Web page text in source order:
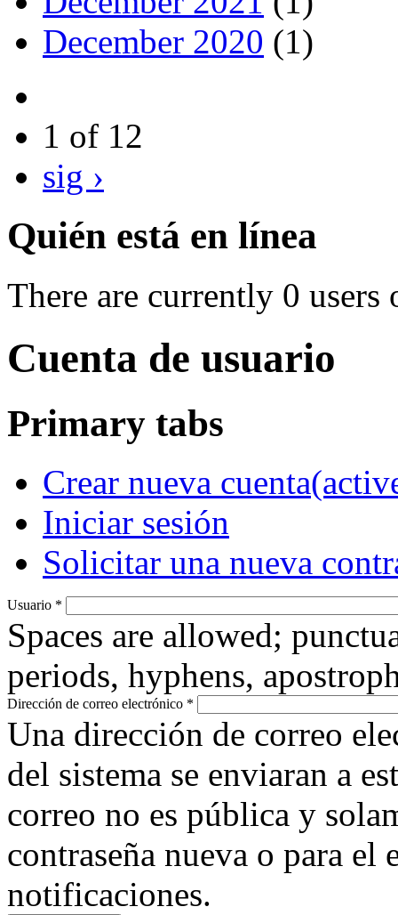
December 2020 (1)
1 of 12
sig ›
Quién está en línea
There are currently 0 users
Cuenta de usuario
Primary tabs
Crear nueva cuenta
Iniciar sesión
Solicitar una nueva
Usuario *
Spaces are allowed;
periods, hyphens,
Dirección de correo electrónico *
Una dirección de correo
del sistema se enviaran a
correo no es pública y
contraseña nueva o para
notificaciones.